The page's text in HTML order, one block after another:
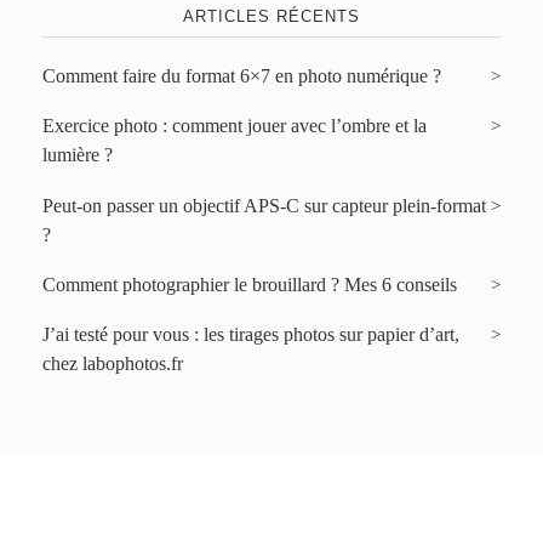
ARTICLES RÉCENTS
Comment faire du format 6×7 en photo numérique ?
Exercice photo : comment jouer avec l’ombre et la
lumière ?
Peut-on passer un objectif APS-C sur capteur plein-format
?
Comment photographier le brouillard ? Mes 6 conseils
J’ai testé pour vous : les tirages photos sur papier d’art,
chez labophotos.fr